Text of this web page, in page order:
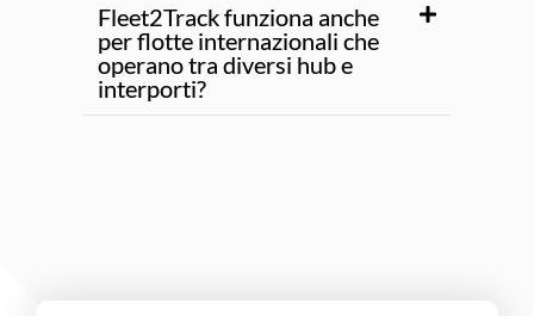
Fleet2Track funziona anche
per flotte internazionali che
operano tra diversi hub e
interporti?